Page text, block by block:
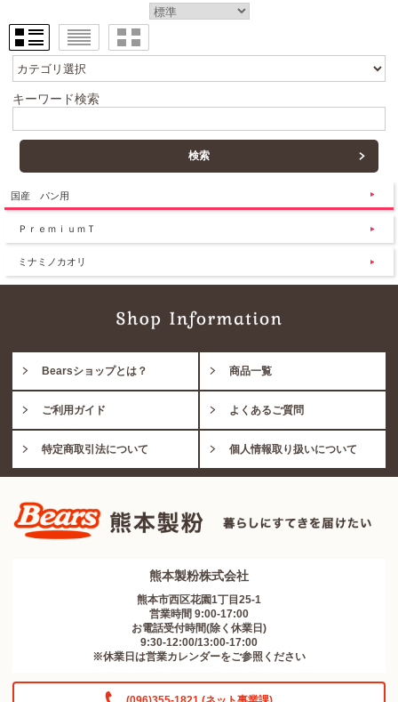
キーワード検索
国産 パン用
ＰｒｅｍｉｕｍＴ
ミナミノカオリ
Bearsショップとは？ 商品一覧
ご利用ガイド よくあるご質問
特定商取引法について 個人情報取り扱いについて
熊本製粉株式会社
熊本市西区花園1丁目25-1
営業時間 9:00-17:00
お電話受付時間(除く休業日)
9:30-12:00/13:00-17:00
※休業日は営業カレンダーをご参照ください